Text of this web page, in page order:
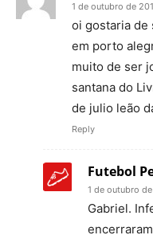
1 de outubro de
oi gostaria de
em porto
muito de ser
santana do
de julio leão
Reply
Futebol
1 de outubro
Gabriel.